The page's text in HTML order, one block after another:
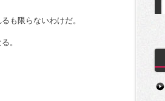
も限らないわけだ。
。